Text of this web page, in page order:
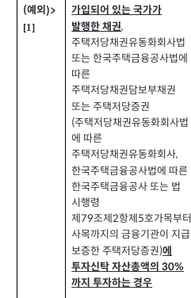
(예외)>
[1]
가입되어 있는 국가가
발행한 채권,
주택저당채권유동화회사법
또는 한국주택금융공사법에
따른
주택저당채권담보부채권
또는 주택저당증권
(주택저당채권유동화회사법
에 따른
주택저당채권유동화회사,
한국주택금융공사법에 따른
한국주택금융공사 또는 법
시행령
제 79조제2항제 5호가목부터
사목까지의 금융기관이 지급
보증한 주택저당증권)에
투자신탁 자산총액의 30%
까지 투자하는 경우